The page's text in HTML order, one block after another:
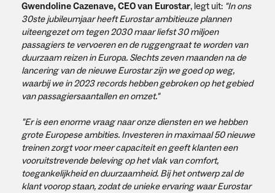
Gwendoline Cazenave, CEO van Eurostar, legt uit: "In ons
30ste jubileumjaar heeft Eurostar ambitieuze plannen
uiteengezet om tegen 2030 maar liefst 30 miljoen
passagiers te vervoeren en de ruggengraat te worden van
duurzaam reizen in Europa. Slechts zeven maanden na de
lancering van de nieuwe Eurostar zijn we goed op weg,
waarbij we in 2023 records hebben gebroken op het gebied
van passagiersaantallen en omzet."
"Er is een enorme vraag naar onze diensten en we hebben
grote Europese ambities. Investeren in maximaal 50 nieuwe
treinen zorgt voor meer capaciteit en geeft klanten een
vooruitstrevende beleving op het vlak van comfort,
toegankelijkheid en duurzaamheid. Bij het ontwerp zal de
klant voorop staan, zodat de unieke ervaring waar Eurostar